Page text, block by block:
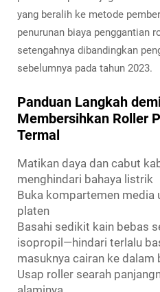
yang beralih ke metode
penurunan biaya penggantian
setengahnya dibandingkan
sebelumnya pada tahun 2023.
Panduan Langkah
Membersihkan Roller
Termal
Matikan daya dan cabut
menghindari bahaya listrik
Buka kompartemen media
platen
Basahi sedikit kain bebas
isopropil—hindari terlalu
masuknya cairan ke dalam
Usap roller searah